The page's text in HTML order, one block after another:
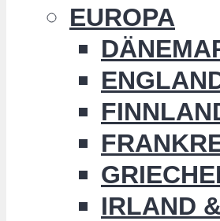
EUROPA
IRLAND &